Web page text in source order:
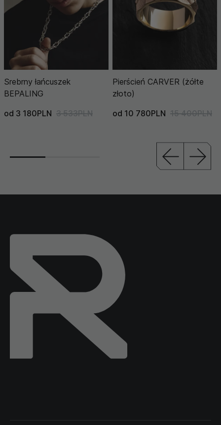
Srebrny łańcuszek
BEPALING
od 3 180PLN 3 533PLN
Pierścień CARVER (żółte
złoto)
od 10 780PLN 15 400PLN